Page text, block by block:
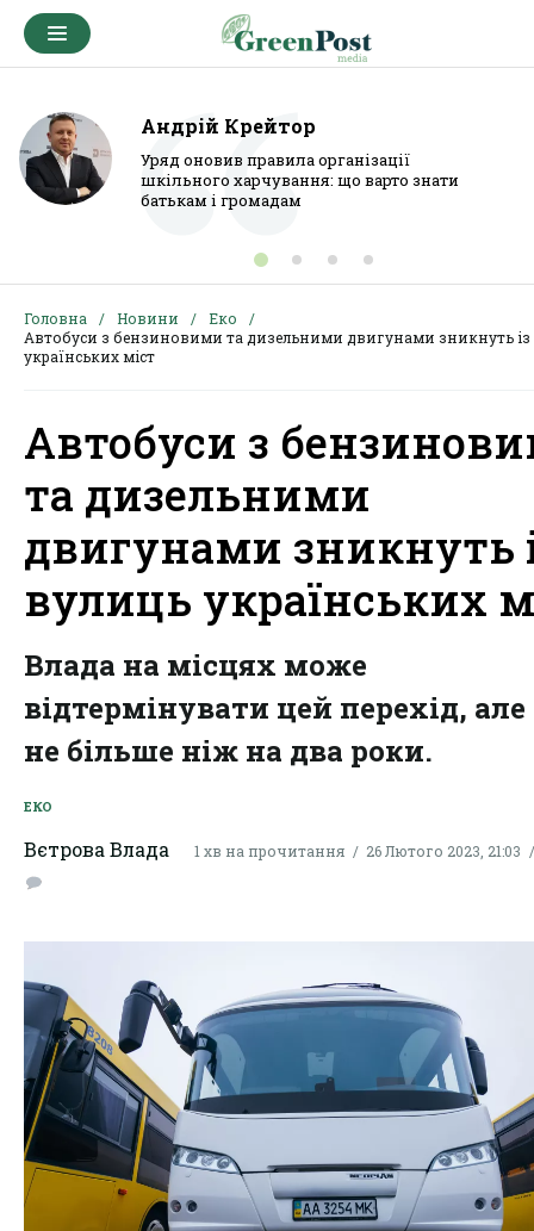
Андрій Крейтор
Уряд оновив правила організації
шкільного харчування: що варто знати
батькам і громадам
Головна Новини
Еко
Автобуси з бензиновими та дизельними двигунами зникнуть із
українських міст
Автобуси з
та дизельними
двигунами зникнуть
вулиць українських
Влада на місцях може
відтермінувати цей перехід, але
не більше ніж на два роки.
ЕКО
Вєтрова Влада 1 хв на прочитання 26 Лютого 2023, 21:03